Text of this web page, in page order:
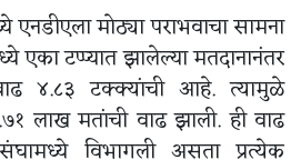
एनडीएला मोठ्या पराभवाचा सामना
एका टप्प्यात झालेल्या मतदानानंतर
४.८३ टक्क्यांची आहे. त्यामुळे
लाख मतांची वाढ झाली. ही वाढ